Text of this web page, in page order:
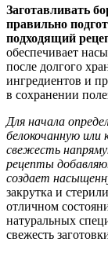
Заготавливать
правильно
подходящий
обеспечивает
после долгого
ингредиентов и
в сохранении
Для начала
белокочанную
свежесть
рецепты
создает
закрутка и
отличном
натуральных
свежесть